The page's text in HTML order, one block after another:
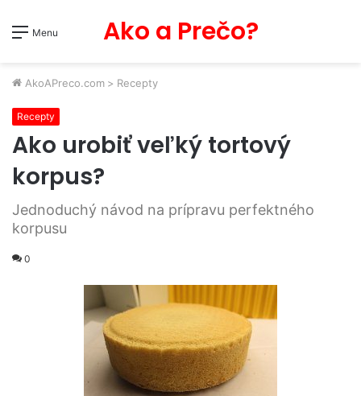
Menu Ako a Prečo?
AkoAPreco.com > Recepty
Recepty
Ako urobiť veľký tortový
korpus?
Jednoduchý návod na prípravu perfektného
korpusu
0